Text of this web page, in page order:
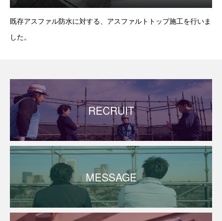
既存アスファル防水に対する、アスファルトトップ施工を行いま
した。
RECRUIT
MESSAGE